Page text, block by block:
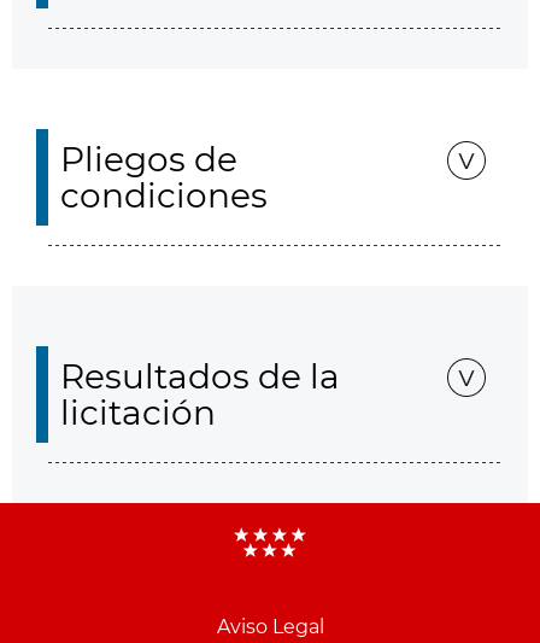
Pliegos de
condiciones
Resultados de la
licitación
Aviso Legal